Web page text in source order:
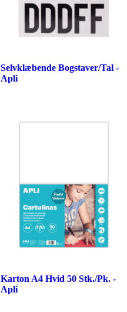
Selvklæbende Bogstaver/Tal -
Apli
Karton A4 Hvid 50 Stk./Pk. -
Apli